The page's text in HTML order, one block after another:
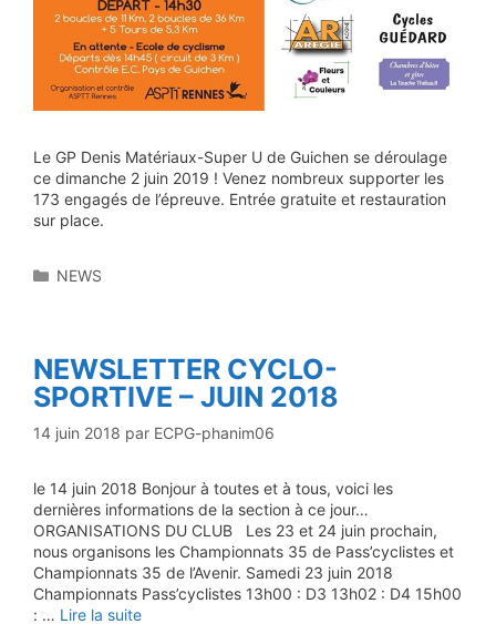
Le GP Denis Matériaux-Super U de Guichen se déroulage
ce dimanche 2 juin 2019 ! Venez nombreux supporter les
173 engagés de l’épreuve. Entrée gratuite et restauration
sur place.
Catégories
NEWS
NEWSLETTER CYCLO-
SPORTIVE – JUIN 2018
14 juin 2018 par ECPG-phanim06
le 14 juin 2018​​ Bonjour à toutes et à tous, voici les
dernières informations de la section à ce jour…
ORGANISATIONS DU CLUB Les 23 et 24 juin prochain,
nous organisons les Championnats 35 de Pass’cyclistes et
Championnats 35 de l’Avenir. Samedi 23 juin 2018
Championnats Pass’cyclistes 13h00 : D3 13h02 : D4 15h00
: … Lire la suite